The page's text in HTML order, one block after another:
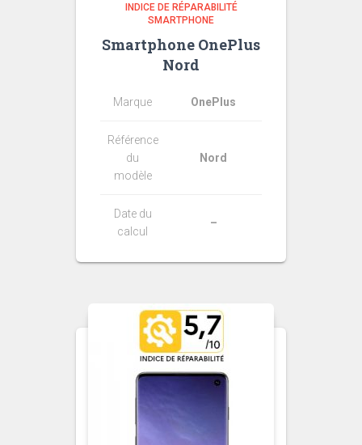
INDICE DE RÉPARABILITÉ
SMARTPHONE
Smartphone OnePlus
Nord
Marque OnePlus
Référence
du
modèle
Nord
Date du
calcul
–